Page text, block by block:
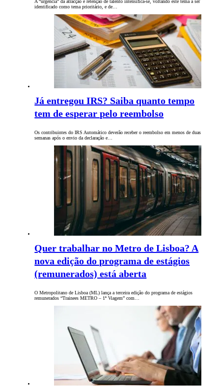
A “urgência” da atracção e retenção de talento intensifica-se, voltando este tema a ser
identificado como tema prioritário, e de…
Já entregou IRS? Saiba quanto tempo
tem de esperar pelo reembolso
Os contribuintes do IRS Automático deverão receber o reembolso em menos de duas
semanas após o envio da declaração e…
Quer trabalhar no Metro de Lisboa? A
nova edição do programa de estágios
(remunerados) está aberta
O Metropolitano de Lisboa (ML) lança a terceira edição do programa de estágios
remunerados “Trainees METRO – 1ª Viagem” com…